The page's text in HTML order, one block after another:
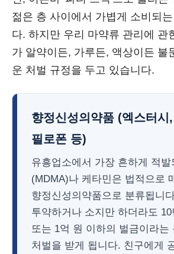
젊은 층 사이에서 가볍게 소비되
다. 하지만 우리 마약류 관리에 관
가 알약이든, 가루든, 액상이든 불
운 처벌 규정을 두고 있습니다.
향정신성의약품 (엑스터시
필로폰 등)
유흥업소에서 가장 흔하게 적발
(MDMA)나 케타민은 법적으로
향정신성의약품으로 분류됩니
투약하거나 소지만 하더라도
또는 1억 원 이하의 벌금이라는
처벌을 받게 됩니다. 친구에게